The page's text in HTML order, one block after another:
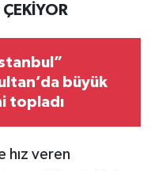
büyük
topladı
hız veren